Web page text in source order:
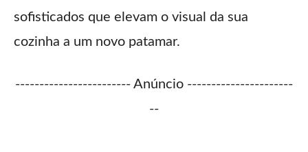
sofisticados que elevam o visual da sua
cozinha a um novo patamar.
------------------------ Anúncio ----------------------
--